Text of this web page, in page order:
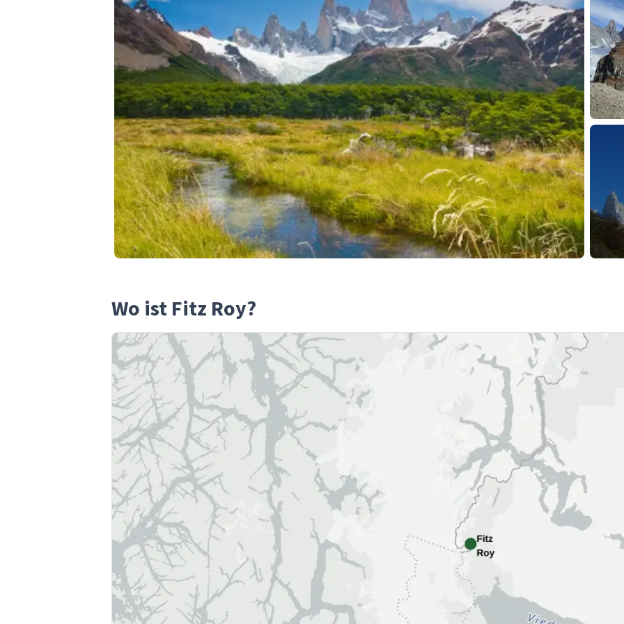
Wo ist Fitz Roy?